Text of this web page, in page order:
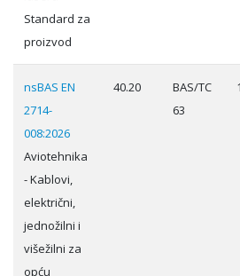
Standard za
proizvod
nsBAS EN
2714-
008:2026
Aviotehnika
- Kablovi,
električni,
jednožilni i
višežilni za
opću
40.20
BAS/TC
63